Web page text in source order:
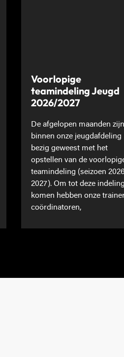
Voorlopige
teamindeling Jeugd
2026/2027
De afgelopen maanden
binnen onze jeugdafdeling
bezig geweest met het
opstellen van de
teamindeling (seizoen
2027). Om tot deze
komen hebben onze
coördinatoren,